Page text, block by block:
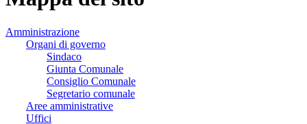
Amministrazione
Organi di governo
Sindaco
Giunta Comunale
Consiglio Comunale
Segretario comunale
Aree amministrative
Uffici